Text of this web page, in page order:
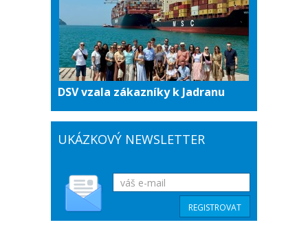
DSV vzala zákazníky k Jadranu
UKÁZKOVÝ NEWSLETTER